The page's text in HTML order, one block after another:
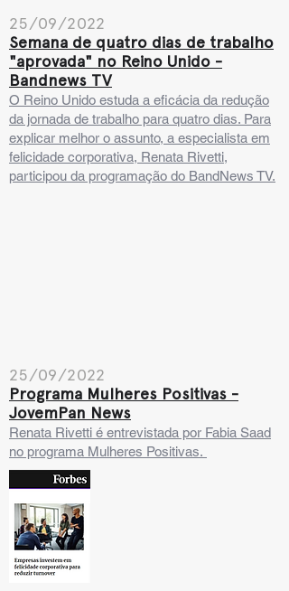
25/09/2022
Semana de quatro dias de trabalho
"aprovada" no Reino Unido -
Bandnews TV
O Reino Unido estuda a eficácia da redução
da jornada de trabalho para quatro dias. Para
explicar melhor o assunto, a especialista em
felicidade corporativa, Renata Rivetti,
participou da programação do BandNews TV.
25/09/2022
Programa Mulheres Positivas -
JovemPan News
Renata Rivetti é entrevistada por Fabia Saad
no programa Mulheres Positivas.